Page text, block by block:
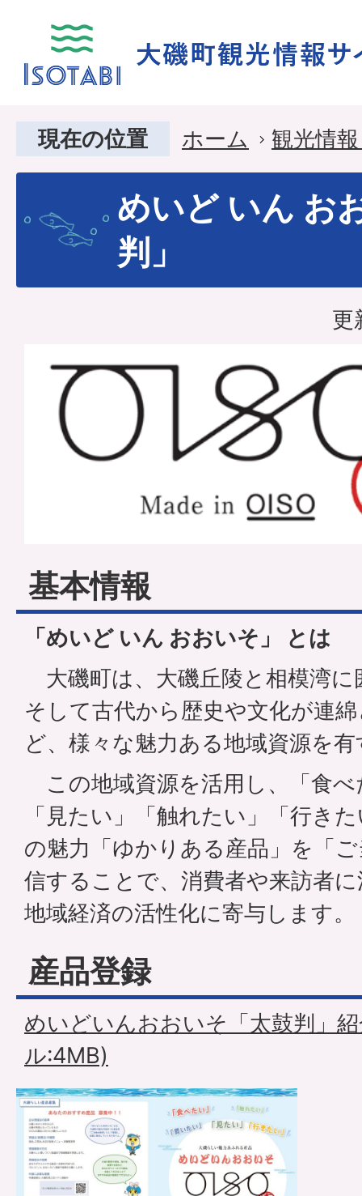
現在の位置 ホーム 観光情
めいど いん お
判」
更
基本情報
「めいど いん おおいそ」 とは
大磯町は、大磯丘陵と相模湾に
そして古代から歴史や文化が連
ど、様々な魅力ある地域資源を
この地域資源を活用し、「食
「見たい」「触れたい」「行き
の魅力「ゆかりある産品」を「
信することで、消費者や来訪者
地域経済の活性化に寄与します。
産品登録
めいどいんおおいそ「太鼓判」
ル:4MB)